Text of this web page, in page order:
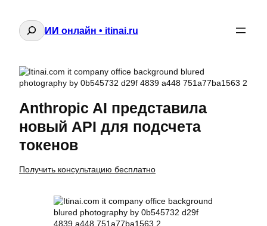
Поиск
ИИ онлайн • itinai.ru
Anthropic AI представила
новый API для подсчета
токенов
Получить консультацию бесплатно